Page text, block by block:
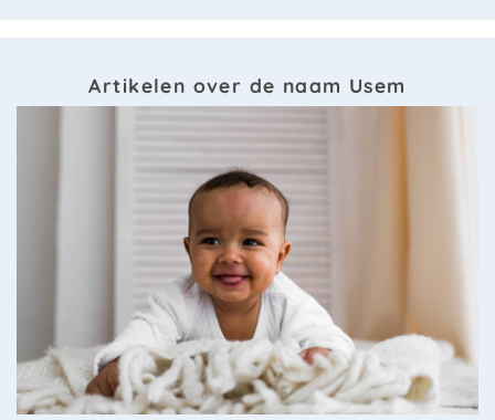
Artikelen over de naam Usem